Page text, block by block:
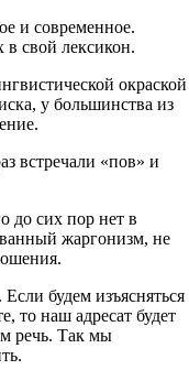
и современное.
свой лексикон.
окраской
у большинства из
встречали «пов» и
до сих пор нет в
жаргонизм, не
будем изъясняться
то наш адресат будет
речь. Так мы